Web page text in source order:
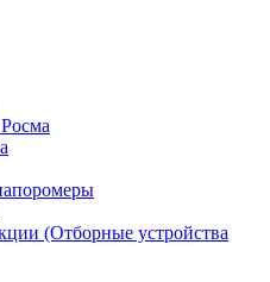
(Отборные устройства